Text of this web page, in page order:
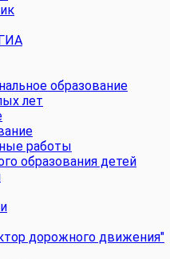
образование
лет
работы
образования детей
дорожного движения"